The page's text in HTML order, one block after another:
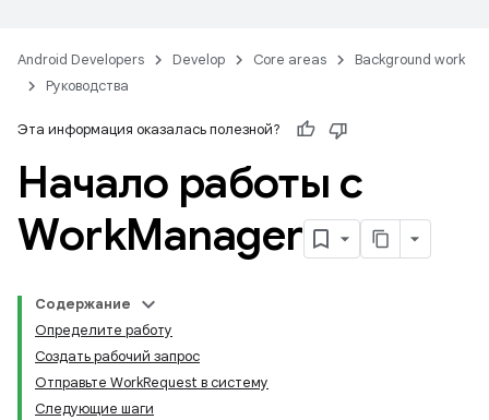
Android Developers Develop Core areas
Background work
Руководства
Эта информация оказалась полезной?
Начало работы с
WorkManager
Содержание
Определите работу
Создать рабочий запрос
Отправьте WorkRequest в систему
Следующие шаги